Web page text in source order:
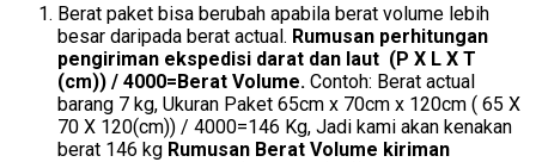
Berat paket bisa berubah apabila berat volume lebih
besar daripada berat actual. Rumusan perhitungan
pengiriman ekspedisi darat dan laut (P X L X T
(cm)) / 4000=Berat Volume. Contoh: Berat actual
barang 7 kg, Ukuran Paket 65cm x 70cm x 120cm ( 65 X
70 X 120(cm)) / 4000=146 Kg, Jadi kami akan kenakan
berat 146 kg Rumusan Berat Volume kiriman